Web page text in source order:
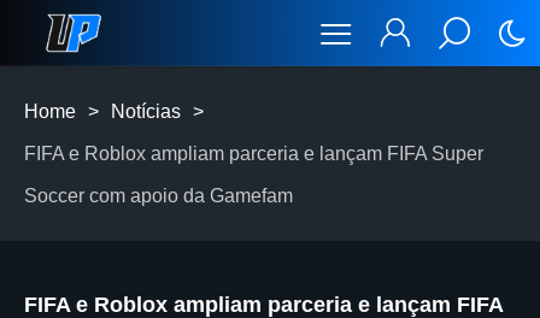
Home > Notícias >
FIFA e Roblox ampliam parceria e lançam FIFA Super
Soccer com apoio da Gamefam
FIFA e Roblox ampliam parceria e lançam FIFA